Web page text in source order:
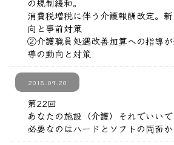
の規制緩和。
消費税増税に伴う介護報酬改定。
向と事前対策
②介護職員処遇改善加算への指導
導の動向と対策
2018.09.20
第22回
あなたの施設（介護）それでいいで
必要なのはハードとソフトの両面